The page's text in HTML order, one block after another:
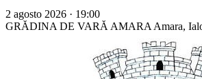
2 agosto 2026 · 19:00
GRĂDINA DE VARĂ AMARA Amara,